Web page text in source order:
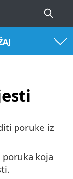
poruke iz
poruka koja